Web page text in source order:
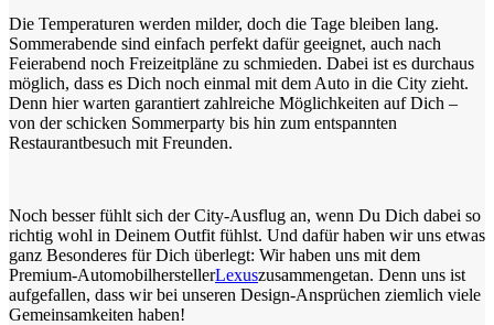
Die Temperaturen werden milder, doch die Tage bleiben lang.
Sommerabende sind einfach perfekt dafür geeignet, auch nach
Feierabend noch Freizeitpläne zu schmieden. Dabei ist es durchaus
möglich, dass es Dich noch einmal mit dem Auto in die City zieht.
Denn hier warten garantiert zahlreiche Möglichkeiten auf Dich –
von der schicken Sommerparty bis hin zum entspannten
Restaurantbesuch mit Freunden.
Noch besser fühlt sich der City-Ausflug an, wenn Du Dich dabei so
richtig wohl in Deinem Outfit fühlst. Und dafür haben wir uns etwas
ganz Besonderes für Dich überlegt: Wir haben uns mit dem
Premium-AutomobilherstellerLexuszusammengetan. Denn uns ist
aufgefallen, dass wir bei unseren Design-Ansprüchen ziemlich viele
Gemeinsamkeiten haben!